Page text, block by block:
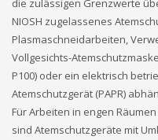
die zulässigen Grenzwerte
NIOSH zugelassenes
Plasmaschneidarbeiten,
Vollgesichts-
P100) oder ein elektrisch
Atemschutzgerät (PAPR)
Für Arbeiten in engen
sind Atemschutzgeräte mit